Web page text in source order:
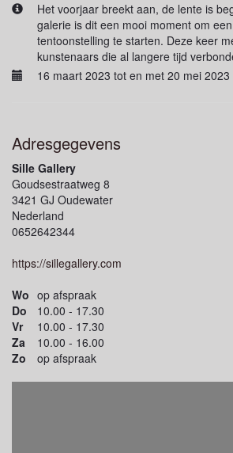
Het voorjaar breekt aan, de lente is
galerie is dit een mooi moment om
tentoonstelling te starten. Deze keer
kunstenaars die al langere tijd
16 maart 2023 tot en met 20 mei 2023
Adresgegevens
Sille Gallery
Goudsestraatweg 8
3421 GJ Oudewater
Nederland
0652642344
https://sillegallery.com
Wo op afspraak
Do
10.00 - 17.30
Vr
10.00 - 17.30
Za
10.00 - 16.00
Zo
op afspraak